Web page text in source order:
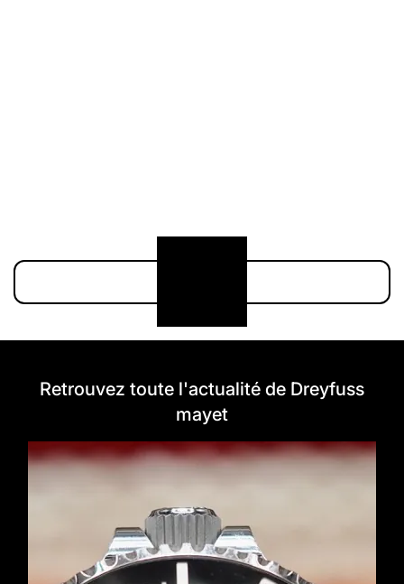
Retrouvez toute l'actualité de Dreyfuss
mayet